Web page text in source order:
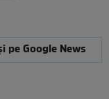
pe Google News